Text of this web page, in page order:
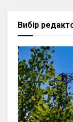
Вибір